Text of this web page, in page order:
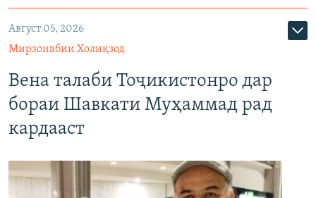
Август 05, 2026
Мирзонабии Холиқзод
Вена талаби Тоҷикистонро дар
бораи Шавкати Муҳаммад рад
кардааст